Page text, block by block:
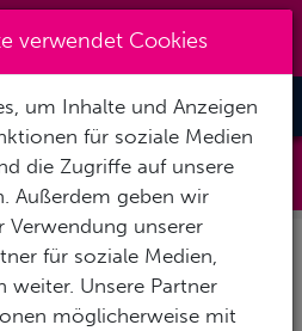
Toggle
verwendet Cookies
um Inhalte und Anzeigen
für soziale Medien
die Zugriffe auf unsere
Außerdem geben wir
unserer
für soziale Medien,
weiter. Unsere Partner
möglicherweise mit